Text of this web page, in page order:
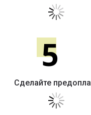
5
Сделайте